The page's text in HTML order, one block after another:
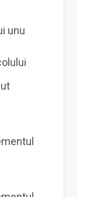
unu